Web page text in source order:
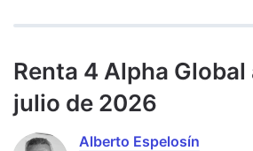
Renta 4 Alpha Global
julio de 2026
Alberto Espelosín